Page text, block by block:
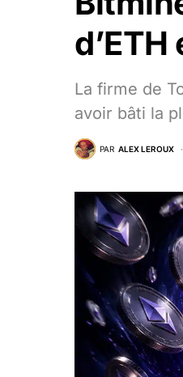
La firme de
avoir bâti la
PAR ALEX LEROUX